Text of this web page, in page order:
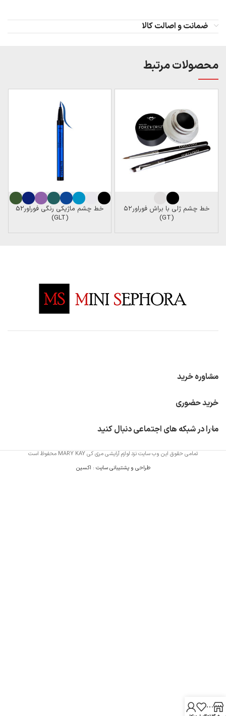
ضمانت و اصالت کالا
محصولات مرتبط
خط چشم ژلی با براش فوراور۵۲
(GT)
خط‌ چشم ماژیکی رنگی فوراور52
(GLT)
مشاوره خرید
خرید حضوری
ما را در شبکه های اجتماعی دنبال کنید
تمامی حقوق این وب سایت نزد لوازم آرایشی مری کی MARY KAY محفوظ است
طراحی و پشتیبانی سایت : اکسین